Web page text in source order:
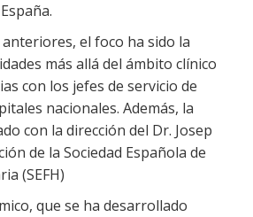
el foco ha sido la
más allá del ámbito clínico
con los jefes de servicio de
nacionales. Además, la
con la dirección del Dr. Josep
de la Sociedad Española de
(SEFH)
que se ha desarrollado